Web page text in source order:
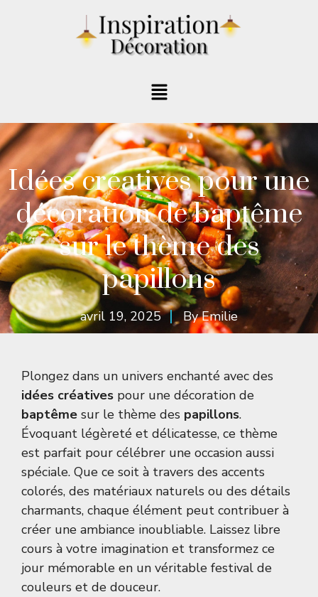
Idées créatives pour une
décoration de baptême
sur le thème des
papillons
avril 19, 2025 ByEmilie
Plongez dans un univers enchanté avec des
idées créatives pour une décoration de
baptême sur le thème des papillons.
Évoquant légèreté et délicatesse, ce thème
est parfait pour célébrer une occasion aussi
spéciale. Que ce soit à travers des accents
colorés, des matériaux naturels ou des détails
charmants, chaque élément peut contribuer à
créer une ambiance inoubliable. Laissez libre
cours à votre imagination et transformez ce
jour mémorable en un véritable festival de
couleurs et de douceur.